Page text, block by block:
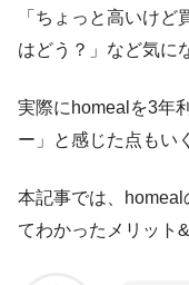
「ちょっと高いけ
はどう？」など気に
実際にhomealを3年
ー」と感じた点もい
本記事では、
てわかったメリット